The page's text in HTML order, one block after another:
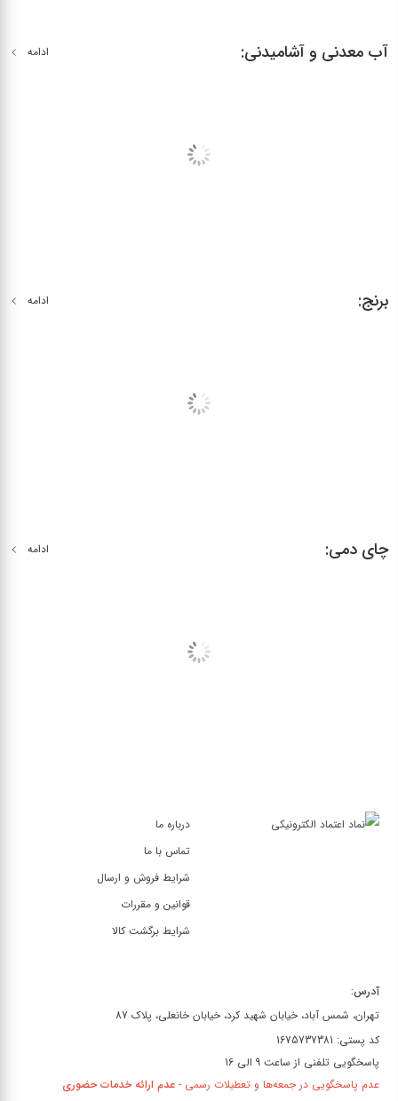
آب معدنی و آشامیدنی: ادامه
برنج: ادامه
چای دمی: ادامه
درباره ما
تماس با ما
شرایط فروش و ارسال
قوانین و مقررات
شرایط برگشت کالا
آدرس:
تهران، شمس آباد، خیابان شهید کرد، خیابان خانعلی، پلاک 87
کد پستی: 1675737381
پاسخگویی تلفنی از ساعت 9 الی 16
عدم پاسخگویی در جمعه‌ها و تعطیلات رسمی -عدم ارائه خدمات حضوری